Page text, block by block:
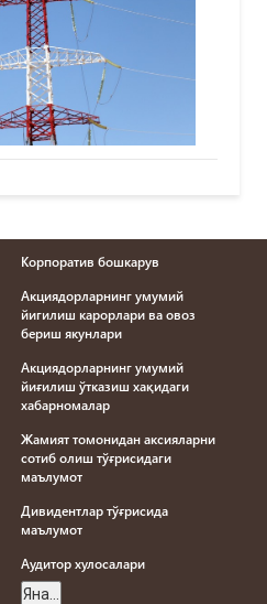
Корпоратив бошкарув
Акциядорларнинг умумий
йигилиш карорлари ва овоз
бериш якунлари
Акциядорларнинг умумий
йиғилиш ўтказиш хақидаги
хабарномалар
Жамият томонидан аксияларни
сотиб олиш тўғрисидаги
маълумот
Дивидентлар тўғрисида
маълумот
Aудитор хулосалари
Яна...